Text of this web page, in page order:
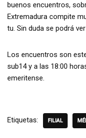
buenos encuentros,
Extremadura compite
tu. Sin duda se podrá
Los encuentros son
sub14 y a las 18:00
emeritense.
Etiquetas: FILIAL